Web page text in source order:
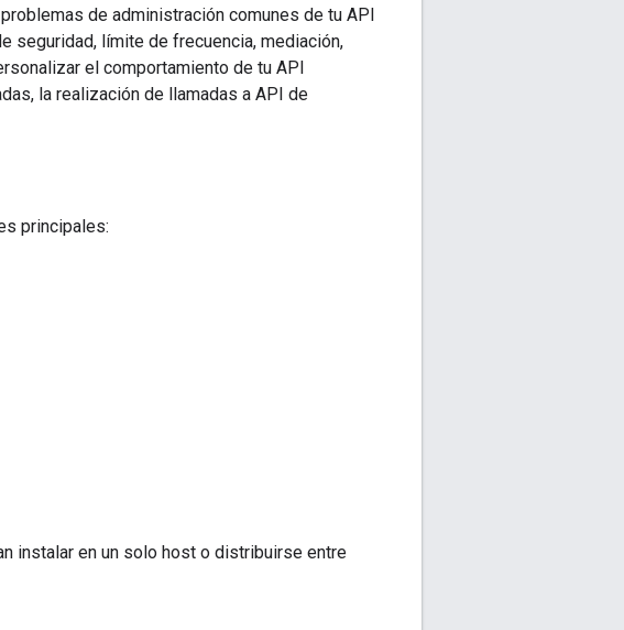
de administración comunes de tu API
seguridad, límite de frecuencia, mediación,
el comportamiento de tu API
la realización de llamadas a API de
principales:
instalar en un solo host o distribuirse entre